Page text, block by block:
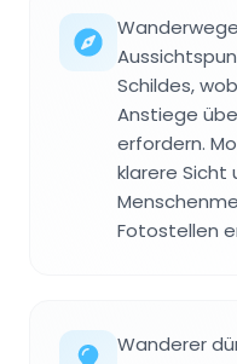
Schildes,
Anstiege
erfordern.
klarere Sicht
Fotostellen
Wanderer